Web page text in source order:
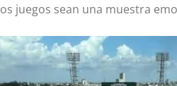
juegos sean una muestra